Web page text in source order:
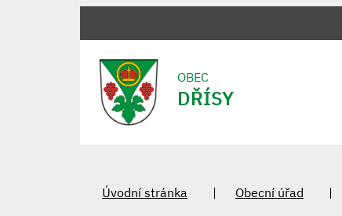
OBEC
DŘÍSY
Úvodní stránka Obecní úřad